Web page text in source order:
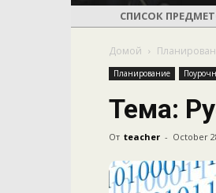
СПИСОК
Домой
Планирование
Тема:
От teacher - October